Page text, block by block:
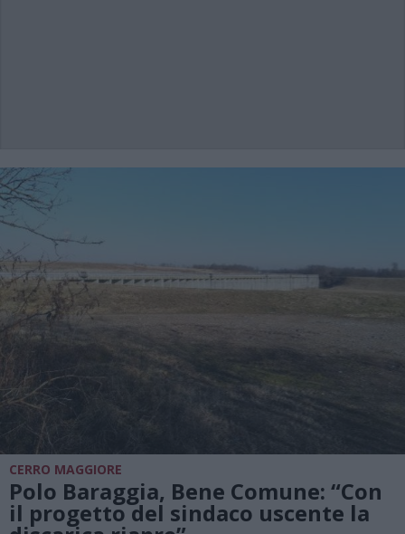
CERRO MAGGIORE
Polo Baraggia, Bene Comune: “Con
il progetto del sindaco uscente la